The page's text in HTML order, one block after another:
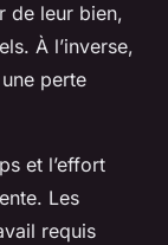
de leur bien,
À l’inverse,
perte
et l’effort
Les
requis